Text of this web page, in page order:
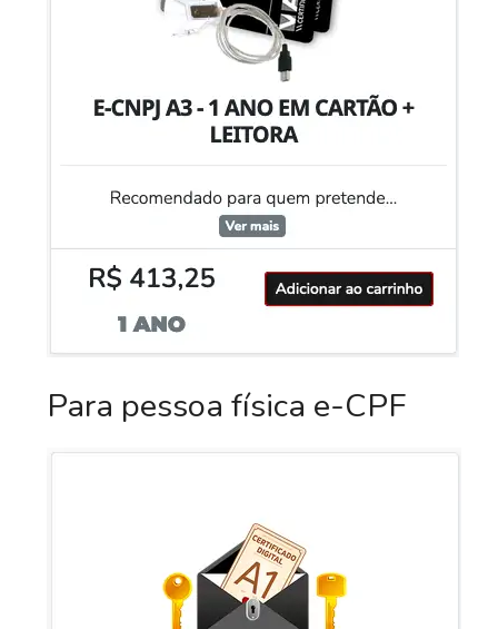
Para pessoa física e-CPF